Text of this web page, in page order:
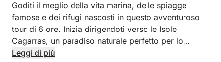
Goditi il meglio della vita marina, delle spiagge
famose e dei rifugi nascosti in questo avventuroso
tour di 6 ore. Inizia dirigendoti verso le Isole
Cagarras, un paradiso naturale perfetto per lo
snorkeling o il relax. Da lì, costeggia la famosa
Leggi di più